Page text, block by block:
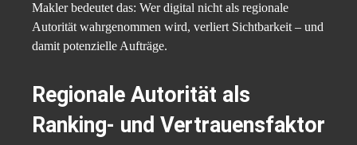
Makler bedeutet das: Wer digital nicht als regionale
Autorität wahrgenommen wird, verliert Sichtbarkeit – und
damit potenzielle Aufträge.
Regionale Autorität als
Ranking- und Vertrauensfaktor